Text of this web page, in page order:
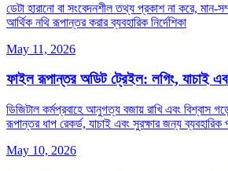
ডেটা হারানো বা সংবেদনশীল তথ্য প্রকাশ না করে,
আর্থিক নথি রূপান্তর করার ব্যবহারিক নির্দেশিকা
May 11, 2026
ফাইল রূপান্তর অডিট ট্রেইল: লগিং, যাচাই
ডিজিটাল কর্মপ্রবাহে আনুগত্য বজায় রাখি এবং বিশ্বাস
রূপান্তর ধাপ রেকর্ড, যাচাই এবং সুরক্ষার জন্য ব্যবহারিক
May 10, 2026